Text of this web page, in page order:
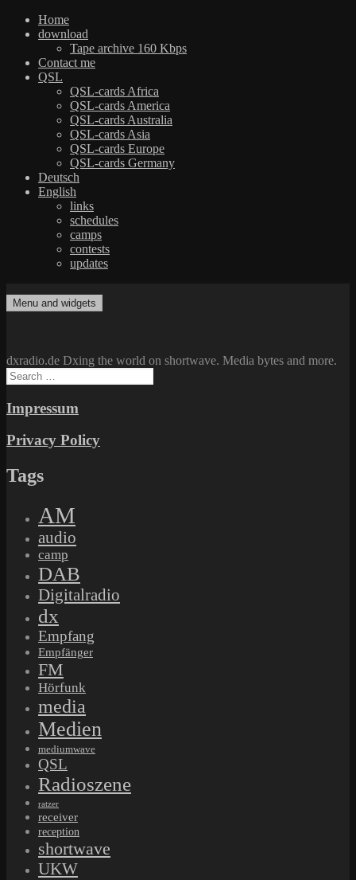
Home
download
Tape archive 160 Kbps
Contact me
QSL
QSL-cards Africa
QSL-cards America
QSL-cards Australia
QSL-cards Asia
QSL-cards Europe
QSL-cards Germany
Deutsch
English
links
schedules
camps
contests
updates
to
dxradio.de
DXing the world on shortwave
Menu and widgets
dxradio.de Dxing the world on shortwave. Media bytes and more.
Search
for:
Impressum
Privacy Policy
Tags
AM
audio
camp
DAB
Digitalradio
dx
Empfang
Empfänger
FM
Hörfunk
media
Medien
mediumwave
QSL
Radioszene
ratzer
receiver
reception
shortwave
UKW